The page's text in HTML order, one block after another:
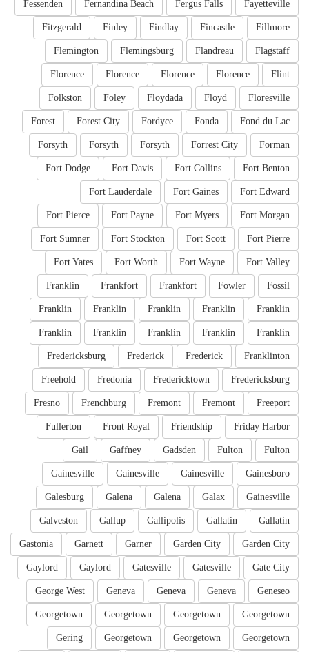
Fayetteville
Fergus Falls
Fernandina Beach
Fessenden
Fillmore
Fincastle
Findlay
Finley
Fitzgerald
Flagstaff
Flandreau
Flemingsburg
Flemington
Flint
Florence
Florence
Florence
Florence
Floresville
Floyd
Floydada
Foley
Folkston
Fond du Lac
Fonda
Fordyce
Forest City
Forest
Forman
Forrest City
Forsyth
Forsyth
Forsyth
Fort Benton
Fort Collins
Fort Davis
Fort Dodge
Fort Edward
Fort Gaines
Fort Lauderdale
Fort Morgan
Fort Myers
Fort Payne
Fort Pierce
Fort Pierre
Fort Scott
Fort Stockton
Fort Sumner
Fort Valley
Fort Wayne
Fort Worth
Fort Yates
Fossil
Fowler
Frankfort
Frankfort
Franklin
Franklin
Franklin
Franklin
Franklin
Franklin
Franklin
Franklin
Franklin
Franklin
Franklin
Franklinton
Frederick
Frederick
Fredericksburg
Fredericksburg
Fredericktown
Fredonia
Freehold
Freeport
Fremont
Fremont
Frenchburg
Fresno
Friday Harbor
Friendship
Front Royal
Fullerton
Fulton
Fulton
Gadsden
Gaffney
Gail
Gainesboro
Gainesville
Gainesville
Gainesville
Gainesville
Galax
Galena
Galena
Galesburg
Gallatin
Gallatin
Gallipolis
Gallup
Galveston
Garden City
Garden City
Garner
Garnett
Gastonia
Gate City
Gatesville
Gatesville
Gaylord
Gaylord
Geneseo
Geneva
Geneva
Geneva
George West
Georgetown
Georgetown
Georgetown
Georgetown
Georgetown
Georgetown
Georgetown
Gering